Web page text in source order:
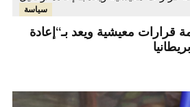
سياسة
قرارات معيشية ويعد بـ“إعادة